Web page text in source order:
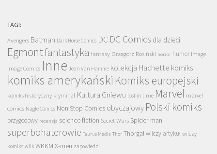
TAGI:
Avengers Batman Dark Horse Comics DC DC Comics dla dzieci
Egmontfantastyka fantasy Grzegorz Rosiński horror humor Image
Image Comics Inne Jean Van Hamme kolekcja Hachette komiks
komiks amerykański Komiks europejski
komiks historyczny kryminał Kultura Gniewu lost in time Marvel marvel
comics Nagle Comics Non Stop Comics obyczajowy Polski komiks
przygodowy recenzja science fiction Secret Wars Spider-man
superbohaterowie Taurus Media Thor Thorgalwilczy artykuł wilczy
komiks wilk WKKM X-men zapowiedzi